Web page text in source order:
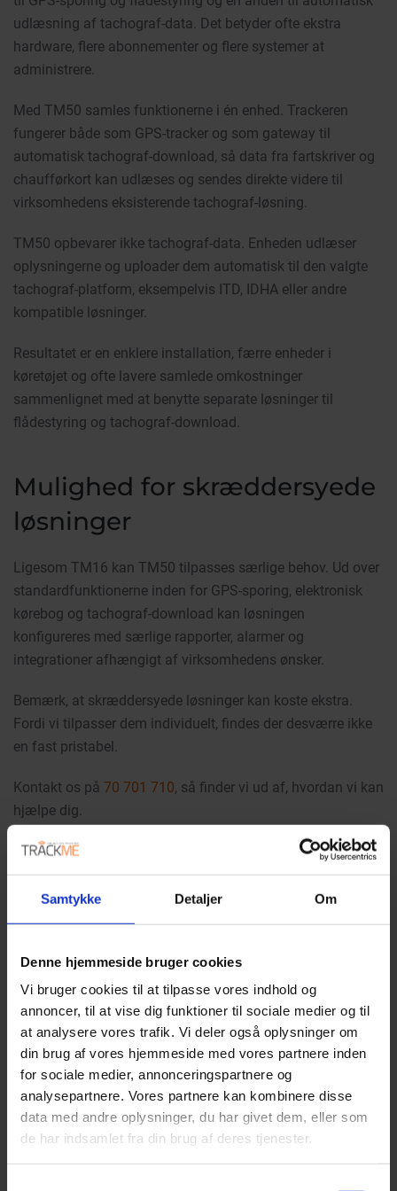
Samtykke Detaljer Om
Denne hjemmeside bruger cookies
Vi bruger cookies til at tilpasse vores indhold og
annoncer, til at vise dig funktioner til sociale medier og til
at analysere vores trafik. Vi deler også oplysninger om
din brug af vores hjemmeside med vores partnere inden
for sociale medier, annonceringspartnere og
analysepartnere. Vores partnere kan kombinere disse
data med andre oplysninger, du har givet dem, eller som
de har indsamlet fra din brug af deres tjenester.
udlæsning af tachograf-data. Det betyder ofte ekstra
hardware, flere abonnementer og flere systemer at
administrere.
Med TM50 samles funktionerne i én enhed. Trackeren
fungerer både som GPS-tracker og som gateway til
automatisk tachograf-download, så data fra fartskriver og
chaufførkort kan udlæses og sendes direkte videre til
virksomhedens eksisterende tachograf-løsning.
TM50 opbevarer ikke tachograf-data. Enheden udlæser
oplysningerne og uploader dem automatisk til den valgte
tachograf-platform, eksempelvis ITD, IDHA eller andre
kompatible løsninger.
Resultatet er en enklere installation, færre enheder i
køretøjet og ofte lavere samlede omkostninger
sammenlignet med at benytte separate løsninger til
flådestyring og tachograf-download.
Mulighed for skræddersyede
løsninger
Ligesom TM16 kan TM50 tilpasses særlige behov. Ud over
standardfunktionerne inden for GPS-sporing, elektronisk
kørebog og tachograf-download kan løsningen
konfigureres med særlige rapporter, alarmer og
integrationer afhængigt af virksomhedens ønsker.
Bemærk, at skræddersyede løsninger kan koste ekstra.
Fordi vi tilpasser dem individuelt, findes der desværre ikke
en fast pristabel.
Kontakt os på 70 701 710, så finder vi ud af, hvordan vi kan
hjælpe dig.
Pakken indeholder:
→ TrackMe GPS-TM50 sporingsenhed med tachograf-
→ SIM-kort med dækning i hele EU
→ Abonnement (8 dage inkluderet – tilkøb evt. 1 år med
det samme)
→ Dansk betjeningsvejledning
→ Login og adgang til TrackMes sikrede online
sporingspanel
Abonnement